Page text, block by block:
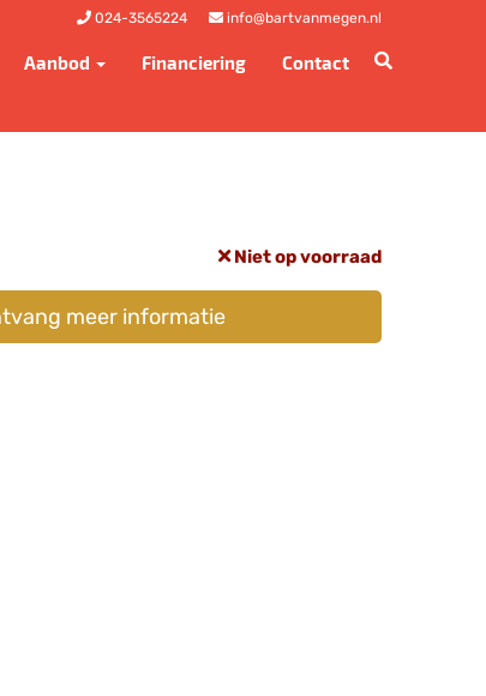
024-3565224 info@bartvanmegen.nl
Aanbod Financiering Contact
Niet op voorraad
meer informatie